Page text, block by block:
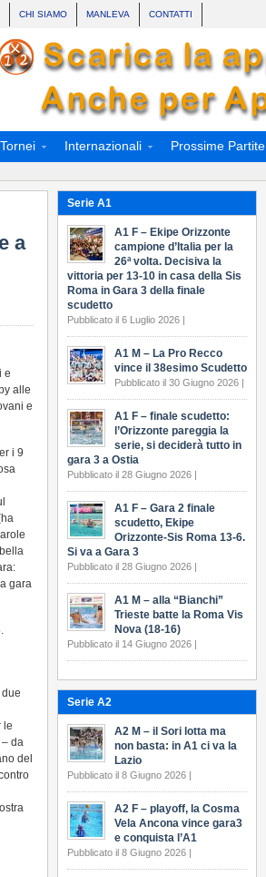
CHI SIAMO MANLEVA CONTATTI
Tornei Internazionali Prossime Partite
a
e
alle
e
i 9
gara
le
da
del
Serie A1
A1 F – Ekipe Orizzonte
campione d’Italia per la
26ª volta. Decisiva la
vittoria per 13-10 in casa della Sis
Roma in Gara 3 della finale
scudetto
Pubblicato il 6 Luglio 2026 |
A1 M – La Pro Recco
vince il 38esimo Scudetto
Pubblicato il 30 Giugno 2026 |
A1 F – finale scudetto:
l’Orizzonte pareggia la
serie, si deciderà tutto in
gara 3 a Ostia
Pubblicato il 28 Giugno 2026 |
A1 F – Gara 2 finale
scudetto, Ekipe
Orizzonte-Sis Roma 13-6.
Si va a Gara 3
Pubblicato il 28 Giugno 2026 |
A1 M – alla “Bianchi”
Trieste batte la Roma Vis
Nova (18-16)
Pubblicato il 14 Giugno 2026 |
Serie A2
A2 M – il Sori lotta ma
non basta: in A1 ci va la
Lazio
Pubblicato il 8 Giugno 2026 |
A2 F – playoff, la Cosma
Vela Ancona vince gara3
e conquista l’A1
Pubblicato il 8 Giugno 2026 |